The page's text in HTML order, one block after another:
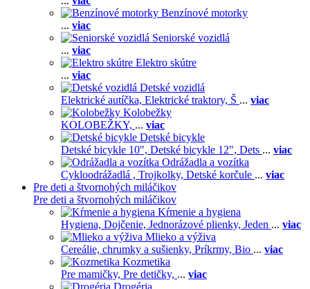
Benzínové motorky
... viac
Seniorské vozidlá
... viac
Elektro skútre
... viac
Detské vozidlá
Elektrické autíčka, Elektrické traktory, Š ... viac
Kolobežky
KOLOBEŽKY, ... viac
Detské bicykle
Detské bicykle 10", Detské bicykle 12", Dets ... viac
Odrážadla a vozítka
Cykloodrážadlá , Trojkolky, Detské korčule ... viac
Pre deti a štvornohých miláčikov
Pre deti a štvornohých miláčikov
Kŕmenie a hygiena
Hygiena, Dojčenie, Jednorázové plienky, Jeden ... viac
Mlieko a výživa
Cereálie, chrumky a sušienky, Príkrmy, Bio ... viac
Kozmetika
Pre mamičky, Pre detičky, ... viac
Drogéria